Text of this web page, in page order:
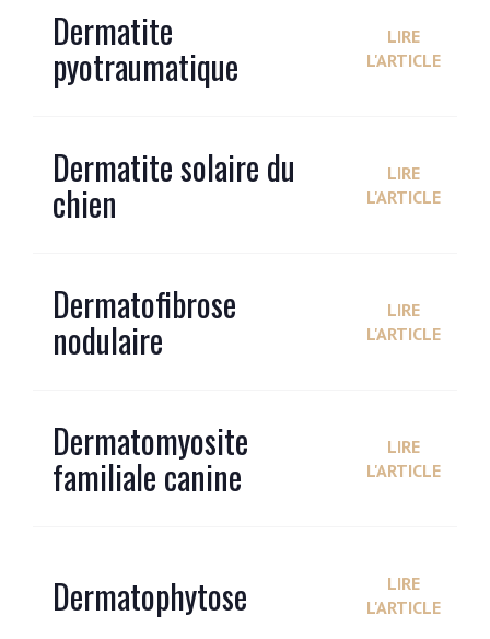
Dermatite
pyotraumatique
LIRE
L'ARTICLE
Dermatite solaire du
chien
LIRE
L'ARTICLE
Dermatofibrose
nodulaire
LIRE
L'ARTICLE
Dermatomyosite
familiale canine
LIRE
L'ARTICLE
Dermatophytose
LIRE
L'ARTICLE